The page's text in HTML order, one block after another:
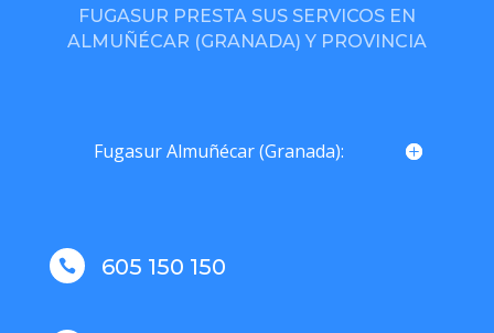
FUGASUR PRESTA SUS SERVICOS EN
ALMUÑÉCAR (GRANADA) Y PROVINCIA
Fugasur Almuñécar (Granada):
 605 150 150